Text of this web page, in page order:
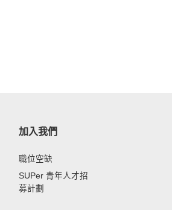
加入我們
職位空缺
SUPer 青年人才招
募計劃